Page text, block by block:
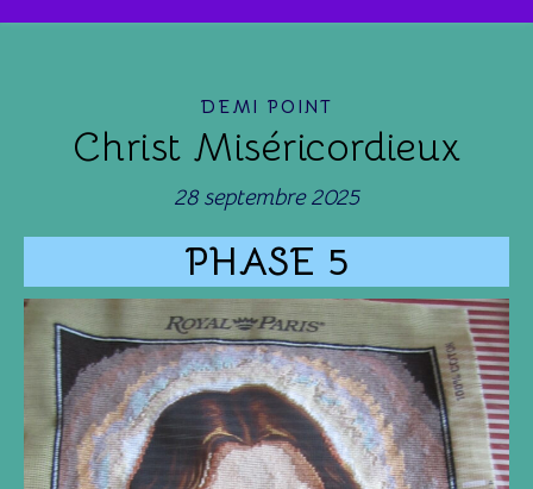
DEMI POINT
Christ Miséricordieux
28 septembre 2025
PHASE 5